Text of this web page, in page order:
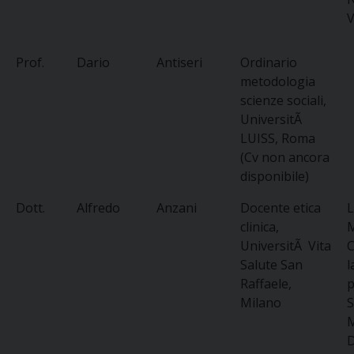
Prof. Dario Antiseri
Ordinario
metodologia
scienze sociali,
UniversitÃ
LUISS, Roma
(Cv non ancora
disponibile)
Dott.
Alfredo Anzani
Docente etica
clinica,
UniversitÃ Vita
Salute San
Raffaele,
Milano